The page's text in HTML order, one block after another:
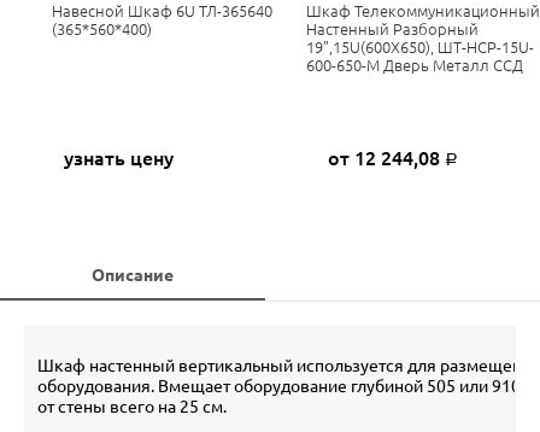
Навесной Шкаф 6U ТЛ-365640
(365*560*400)
узнать цену
Шкаф Телекоммуникационный
Настенный Разборный
19”,15U(600X650), ШТ-НСР-15U-
600-650-М Дверь Металл ССД
от 12 244,08 Р
Описание
Шкаф настенный вертикальный используется для
оборудования. Вмещает оборудование глубиной 505 или 910
от стены всего на 25 см.